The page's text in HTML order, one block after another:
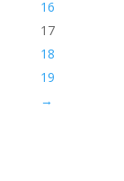
16
17
18
19
→